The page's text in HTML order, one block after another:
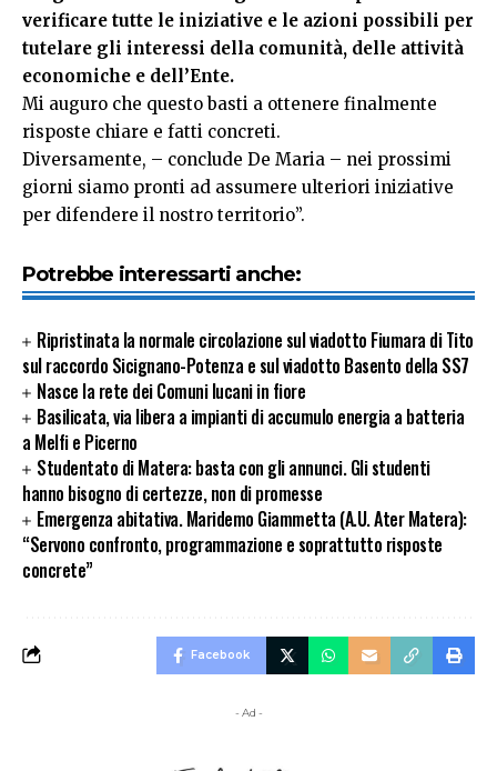
verificare tutte le iniziative e le azioni possibili per
tutelare gli interessi della comunità, delle attività
economiche e dell’Ente.
Mi auguro che questo basti a ottenere finalmente
risposte chiare e fatti concreti.
Diversamente, – conclude De Maria – nei prossimi
giorni siamo pronti ad assumere ulteriori iniziative
per difendere il nostro territorio”.
Potrebbe interessarti anche:
Ripristinata la normale circolazione sul viadotto Fiumara di Tito
sul raccordo Sicignano-Potenza e sul viadotto Basento della SS7
Nasce la rete dei Comuni lucani in fiore
Basilicata, via libera a impianti di accumulo energia a batteria
a Melfi e Picerno
Studentato di Matera: basta con gli annunci. Gli studenti
hanno bisogno di certezze, non di promesse
Emergenza abitativa. Maridemo Giammetta (A.U. Ater Matera):
“Servono confronto, programmazione e soprattutto risposte
concrete”
Facebook
- Ad -